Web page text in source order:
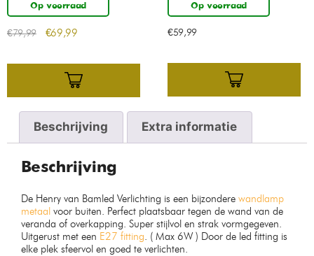
Op voorraad
€79,99 €69,99
Op voorraad
€59,99
Beschrijving Extra informatie
Beschrijving
De Henry van Bamled Verlichting is een bijzondere wandlamp
metaal voor buiten. Perfect plaatsbaar tegen de wand van de
veranda of overkapping. Super stijlvol en strak vormgegeven.
Uitgerust met een E27 fitting. ( Max 6W ) Door de led fitting is
elke plek sfeervol en goed te verlichten.